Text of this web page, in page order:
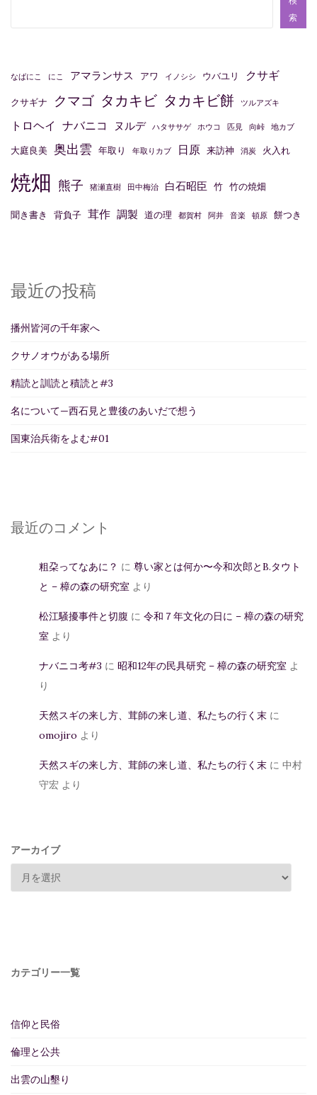
ン
索
なばにこ にこ アマランサス アワ イノシシ ウバユリ クサギ
クサギナ クマゴ タカキビ タカキビ餅 ツルアズキ
トロヘイ ナバニコ ヌルデ ハタササゲ ホウコ 匹見 向峠 地カブ
大庭良美 奥出雲 年取り 年取りカブ 日原 来訪神 消炭 火入れ
焼畑 熊子 猪瀬直樹 田中梅治 白石昭臣 竹 竹の焼畑
聞き書き 背負子 茸作 調製 道の理 都賀村 阿井 音楽 頓原 餅つき
最近の投稿
播州皆河の千年家へ
クサノオウがある場所
精読と訓読と積読と#3
名について—西石見と豊後のあいだで想う
国東治兵衛をよむ#01
最近のコメント
粗朶ってなあに？ に 尊い家とは何か〜今和次郎とB.タウト
と – 樟の森の研究室 より
松江騒擾事件と切腹 に 令和７年文化の日に – 樟の森の研究
室 より
ナバニコ考#3 に 昭和12年の民具研究 – 樟の森の研究室 よ
り
天然スギの来し方、茸師の来し道、私たちの行く末 に
omojiro より
天然スギの来し方、茸師の来し道、私たちの行く末 に 中村
守宏 より
アーカイブ
カテゴリー一覧
信仰と民俗
倫理と公共
出雲の山墾り